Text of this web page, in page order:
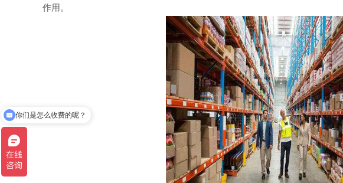
作用。
你们是怎么收费的呢？